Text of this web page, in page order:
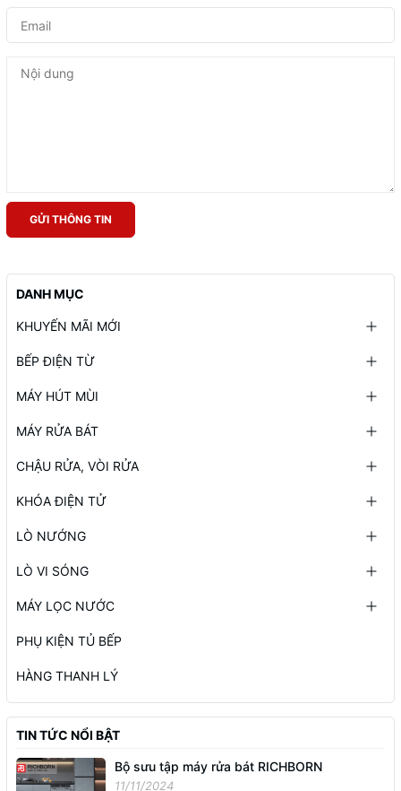
GỬI THÔNG TIN
DANH MỤC
KHUYẾN MÃI MỚI
BẾP ĐIỆN TỪ
MÁY HÚT MÙI
MÁY RỬA BÁT
CHẬU RỬA, VÒI RỬA
KHÓA ĐIỆN TỬ
LÒ NƯỚNG
LÒ VI SÓNG
MÁY LỌC NƯỚC
PHỤ KIỆN TỦ BẾP
HÀNG THANH LÝ
TIN TỨC NỔI BẬT
Bộ sưu tập máy rửa bát RICHBORN
11/11/2024